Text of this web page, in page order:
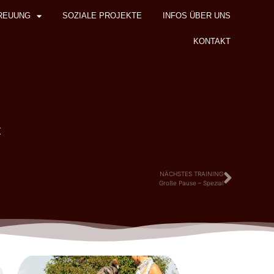
SOZIALE PROJEKTE INFOS ÜBER UNS
KONTAKT
NÄCHSTES TRAINING
Große Pause – Spezial